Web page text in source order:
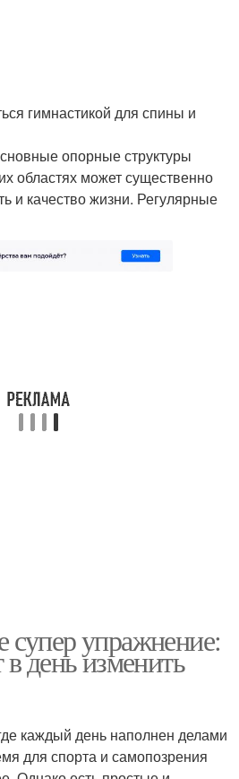
гимнастикой для спины и
опорные структуры
областях может существенно
и качество жизни. Регулярные
супер упражнение:
день изменить
каждый день наполнен делами
для спорта и самопозрения